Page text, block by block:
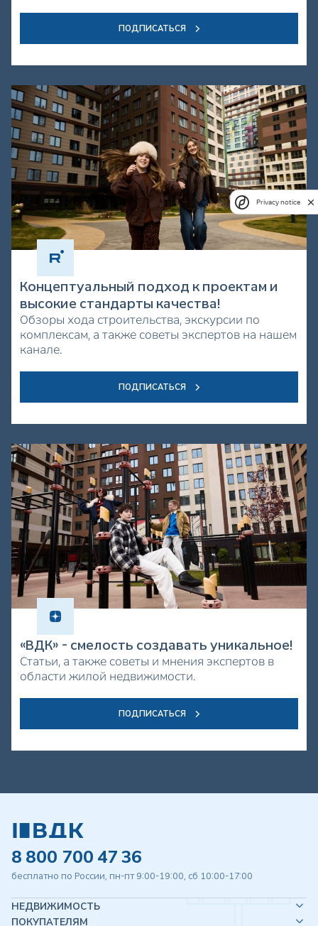
ПОДПИСАТЬСЯ
Концептуальный подход к проектам и
высокие стандарты качества!
Обзоры хода строительства, экскурсии по
комплексам, а также советы экспертов на нашем
канале.
ПОДПИСАТЬСЯ
«ВДК» - смелость создавать уникальное!
Статьи, а также советы и мнения экспертов в
области жилой недвижимости.
ПОДПИСАТЬСЯ
8 800 700 47 36
бесплатно по России, пн-пт 9:00-19:00, сб 10:00-17:00
НЕДВИЖИМОСТЬ
ПОКУПАТЕЛЯМ
Privacy notice